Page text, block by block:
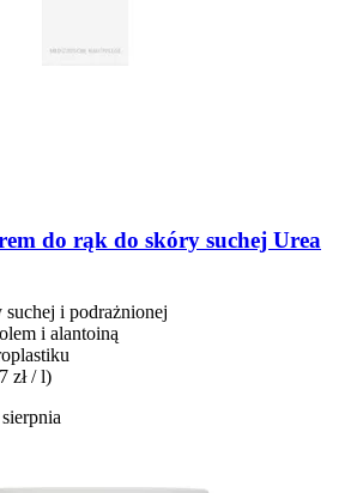
do rąk do skóry suchej Urea
i podrażnionej
i alantoiną
zł / l)